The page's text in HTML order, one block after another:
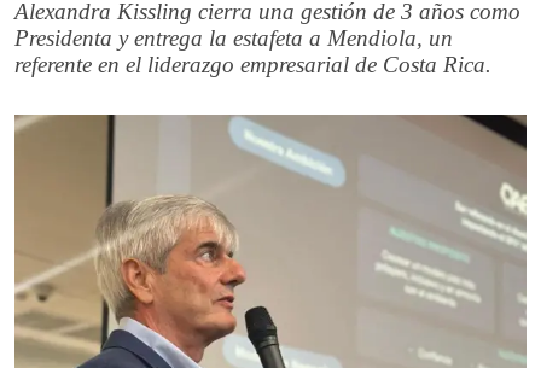
Alexandra Kissling cierra una gestión de 3 años como
Presidenta y entrega la estafeta a Mendiola, un
referente en el liderazgo empresarial de Costa Rica.